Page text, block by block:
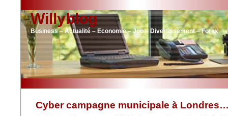
Willyblog
Business – Actualité – Economie – Job – Divertissement – Forex
Cyber campagne municipale à